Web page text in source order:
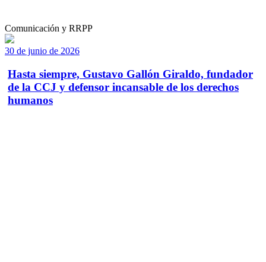
Comunicación y RRPP
30 de junio de 2026
Hasta siempre, Gustavo Gallón Giraldo, fundador
de la CCJ y defensor incansable de los derechos
humanos